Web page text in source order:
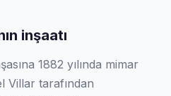
inşaatı
1882 yılında mimar
Villar tarafından